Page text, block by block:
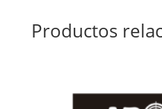
Productos